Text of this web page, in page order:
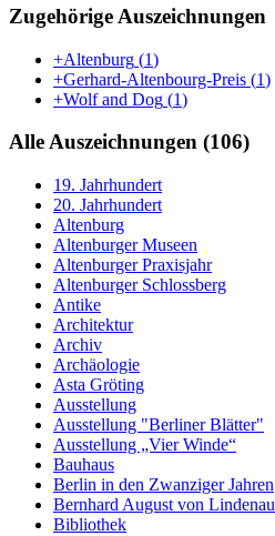
Zugehörige Auszeichnungen
+Altenburg (1)
+Gerhard-Altenbourg-Preis (1)
+Wolf and Dog (1)
Alle Auszeichnungen (106)
19. Jahrhundert
20. Jahrhundert
Altenburg
Altenburger Museen
Altenburger Praxisjahr
Altenburger Schlossberg
Antike
Architektur
Archiv
Archäologie
Asta Gröting
Ausstellung
Ausstellung "Berliner Blätter"
Ausstellung „Vier Winde“
Bauhaus
Berlin in den Zwanziger Jahren
Bernhard August von Lindenau
Bibliothek